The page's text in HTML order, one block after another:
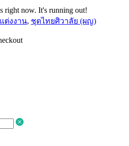
right now. It's running out!
ต่งงาน, ชุดไทยศิวาลัย (ผญ)